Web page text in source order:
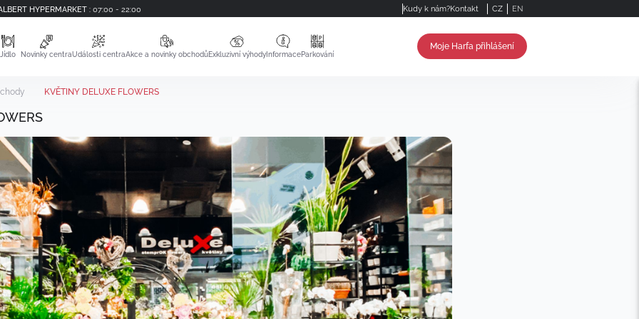
HYPERMARKET : 07:00 - 22:00 Kudy k nám?Kontakt CZ EN
Jídlo Novinky centraUdálosti centraAkce a novinky obchodůExkluzivní výhodyInformaceParkování
Moje Harfa přihlášení
KVĚTINY DELUXE FLOWERS